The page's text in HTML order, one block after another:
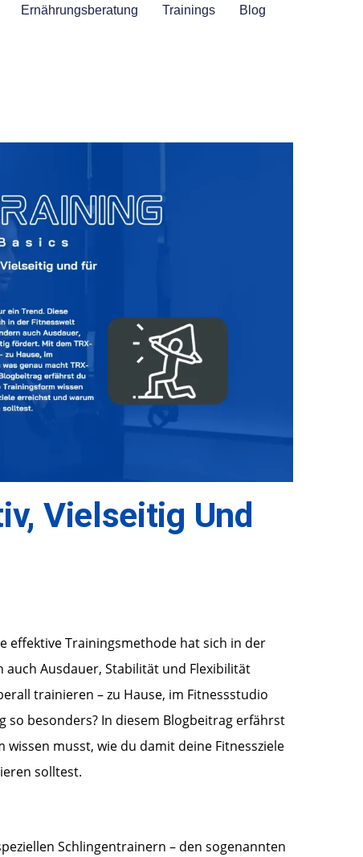
Ernährungsberatung Trainings Blog
Vielseitig Und
effektive Trainingsmethode hat sich in der
Ausdauer, Stabilität und Flexibilität
trainieren – zu Hause, im Fitnessstudio
so besonders? In diesem Blogbeitrag erfährst
musst, wie du damit deine Fitnessziele
solltest.
Schlingentrainern – den sogenannten